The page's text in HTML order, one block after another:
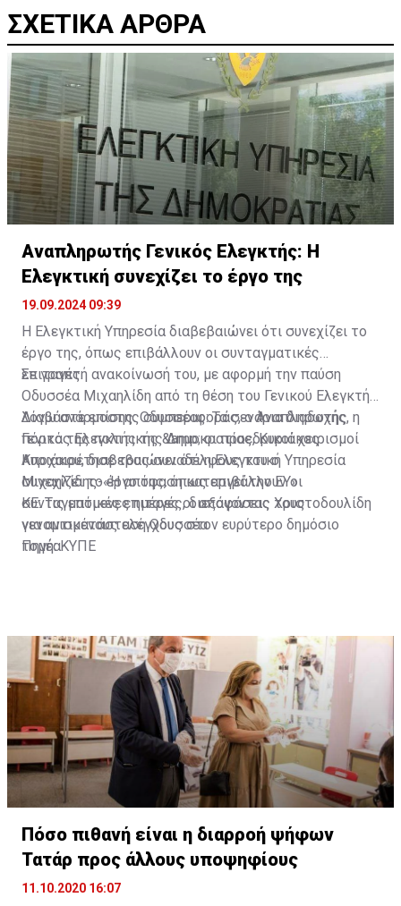
ΣΧΕΤΙΚΑ ΑΡΘΡΑ
Αναπληρωτής Γενικός Ελεγκτής: H
Ελεγκτική συνεχίζει το έργο της
19.09.2024 09:39
Η Ελεγκτική Υπηρεσία διαβεβαιώνει ότι συνεχίζει το
έργο της, όπως επιβάλλουν οι συνταγματικές
επιταγές.
Σε γραπτή ανακοίνωσή του, με αφορμή την παύση
Οδυσσέα Μιχαηλίδη από τη θέση του Γενικού Ελεγκτή
λόγω ανάρμοστης συμπεριφοράς, ο Αναπληρωτής
Γενικός Ελεγκτής της Δημοκρατίας, Κυριάκος
Κυριάκου, διαβεβαιώνει ότι η Ελεγκτική Υπηρεσία
συνεχίζει το έργο της, όπως επιβάλλουν οι
συνταγματικές επιταγές, διεξάγοντας τους
νενομισμένους ελέγχους στον ευρύτερο δημόσιο
τομέα.
Διαβάστε επίσης:Οδυσσέας: Τα σενάρια διαδοχής, η
πόρτα της πολιτικής &amp; οι προεδρικοί χειρισμοί
Αποχαιρέτησε τους συναδέλφους του ο
Μιχαηλίδης-«Η απόφαση καταργεί την ΕΥ»
ΚΕ: Τις επόμενες ημέρες οι αποφάσεις Χριστοδουλίδη
για αντικατάσταση Οδυσσέα
Πηγή: ΚΥΠΕ
Πόσο πιθανή είναι η διαρροή ψήφων
Τατάρ προς άλλους υποψηφίους
11.10.2020 16:07